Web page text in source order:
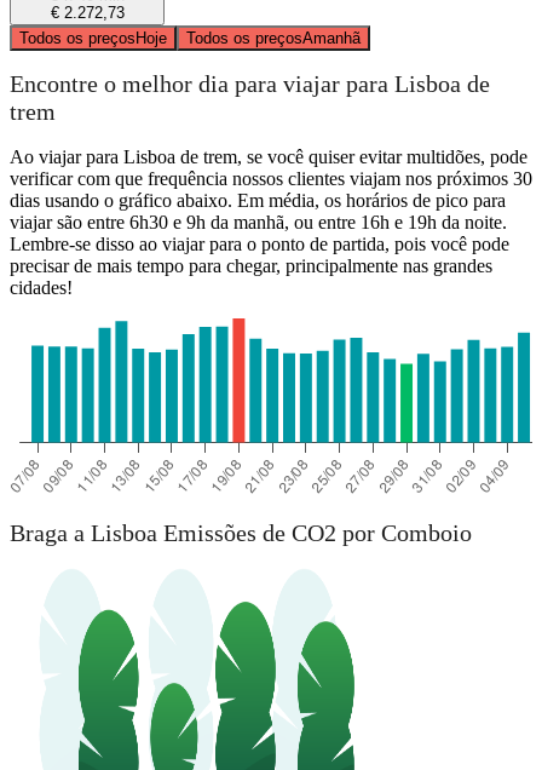
€ 2.272,73
Todos os preçosHoje Todos os preçosAmanhã
Encontre o melhor dia para viajar para Lisboa de
trem
Ao viajar para Lisboa de trem, se você quiser evitar multidões, pode
verificar com que frequência nossos clientes viajam nos próximos 30
dias usando o gráfico abaixo. Em média, os horários de pico para
viajar são entre 6h30 e 9h da manhã, ou entre 16h e 19h da noite.
Lembre-se disso ao viajar para o ponto de partida, pois você pode
precisar de mais tempo para chegar, principalmente nas grandes
cidades!
Braga a Lisboa Emissões de CO2 por Comboio